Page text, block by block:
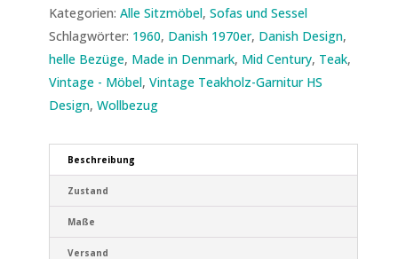
Kategorien: Alle Sitzmöbel, Sofas und Sessel
Schlagwörter: 1960, Danish 1970er, Danish Design,
helle Bezüge, Made in Denmark, Mid Century, Teak,
Vintage - Möbel, Vintage Teakholz-Garnitur HS
Design, Wollbezug
Beschreibung
Zustand
Maße
Versand